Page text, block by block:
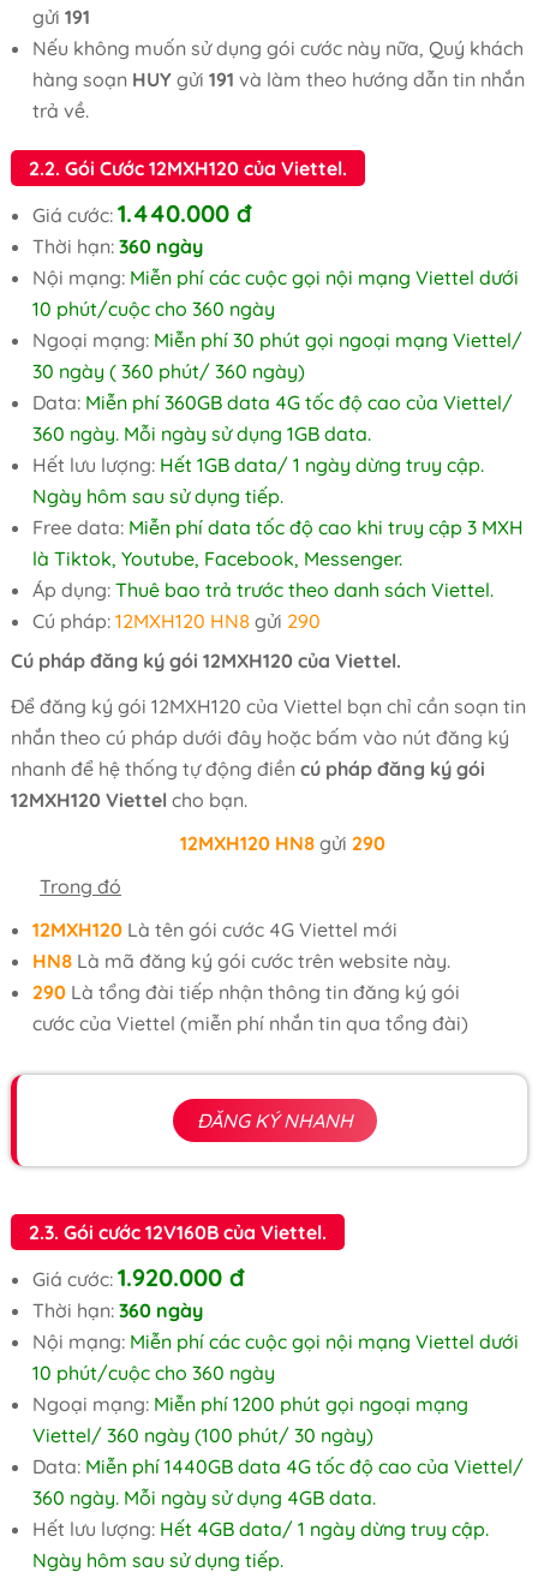
gửi 191
Nếu không muốn sử dụng gói cước này nữa, Quý khách
hàng soạn HUY gửi 191 và làm theo hướng dẫn tin nhắn
trả về.
2.2. Gói Cước 12MXH120 của Viettel.
Giá cước: 1.440.000 đ
Thời hạn: 360 ngày
Nội mạng:Miễn phí các cuộc gọi nội mạng Viettel dưới
10 phút/cuộc cho 360 ngày
Ngoại mạng: Miễn phí 30 phút gọi ngoại mạng Viettel/
30 ngày ( 360 phút/ 360 ngày)
Data: Miễn phí 360GB data 4G tốc độ cao của Viettel/
360 ngày. Mỗi ngày sử dụng 1GB data.
Hết lưu lượng:Hết 1GB data/ 1 ngày dừng truy cập.
Ngày hôm sau sử dụng tiếp.
Free data:Miễn phí data tốc độ cao khi truy cập 3 MXH
là Tiktok, Youtube, Facebook, Messenger.
Áp dụng: Thuê bao trả trước theo danh sách Viettel.
Cú pháp: 12MXH120 HN8 gửi 290
Cú pháp đăng ký gói 12MXH120 của Viettel.
Để đăng ký gói 12MXH120 của Viettel bạn chỉ cần soạn tin
nhắn theo cú pháp dưới đây hoặc bấm vào nút đăng ký
nhanh để hệ thống tự động điền cú pháp đăng ký gói
12MXH120 Viettel cho bạn.
12MXH120 HN8 gửi 290
Trong đó
12MXH120 Là tên gói cước 4G Viettel mới
HN8 Là mã đăng ký gói cước trên website này.
290Là tổng đài tiếp nhận thông tin đăng ký gói
cước của Viettel (miễn phí nhắn tin qua tổng đài)
ĐĂNG KÝ NHANH
2.3. Gói cước 12V160B của Viettel.
Giá cước: 1.920.000 đ
Thời hạn: 360 ngày
Nội mạng:Miễn phí các cuộc gọi nội mạng Viettel dưới
10 phút/cuộc cho 360 ngày
Ngoại mạng: Miễn phí 1200 phút gọi ngoại mạng
Viettel/ 360 ngày (100 phút/ 30 ngày)
Data: Miễn phí 1440GB data 4G tốc độ cao của Viettel/
360 ngày. Mỗi ngày sử dụng 4GB data.
Hết lưu lượng:Hết 4GB data/ 1 ngày dừng truy cập.
Ngày hôm sau sử dụng tiếp.